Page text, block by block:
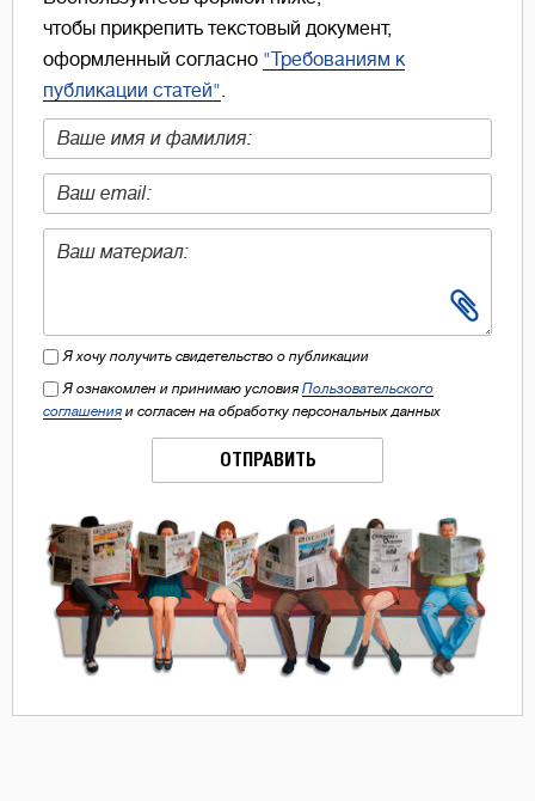
чтобы прикрепить текстовый документ,
оформленный согласно "Требованиям к
публикации статей".
Я хочу получить свидетельство о публикации
Я ознакомлен и принимаю условия Пользовательского
соглашения и согласен на обработку персональных данных
ОТПРАВИТЬ